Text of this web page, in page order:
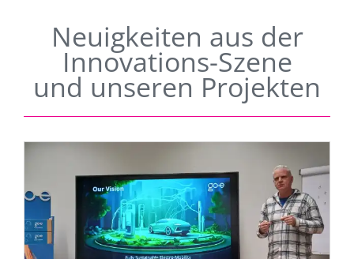
Neuigkeiten aus der
Innovations-Szene
und unseren Projekten